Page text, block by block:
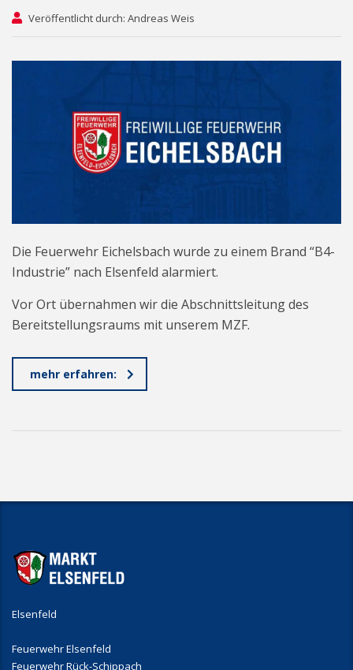
Veröffentlicht durch: Andreas Weis
Die Feuerwehr Eichelsbach wurde zu einem Brand “B4-
Industrie” nach Elsenfeld alarmiert.
Vor Ort übernahmen wir die Abschnittsleitung des
Bereitstellungsraums mit unserem MZF.
mehr erfahren:
Elsenfeld
Feuerwehr Elsenfeld
Feuerwehr Rück-Schippach